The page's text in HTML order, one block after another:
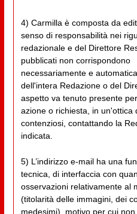
4) Carmilla è composta da
senso di responsabilità nei
redazionale e del Direttore
pubblicati non corrispondono
necessariamente e
dell'intera Redazione o del
aspetto va tenuto presente
azione o richiesta, in un'ottica
contenziosi, contattando la
indicata.
5) L’indirizzo e-mail ha una
tecnica, di interfaccia con
osservazioni relativamente al
(titolarità delle immagini, dei
medesimi), motivo per cui